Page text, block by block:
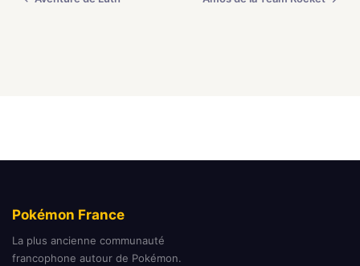
Pokémon France
La plus ancienne communauté
francophone autour de Pokémon.